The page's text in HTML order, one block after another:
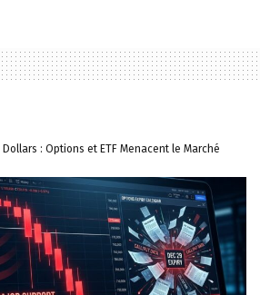
Dollars : Options et ETF Menacent le Marché